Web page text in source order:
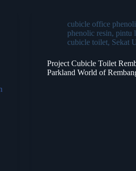
cubicle office
phenolic resin, pintu
cubicle toilet, Sekat
Project Cubicle Toilet
Parkland World of